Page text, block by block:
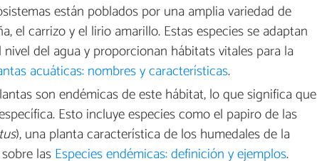
están poblados por una amplia variedad de
el carrizo y el lirio amarillo. Estas especies se adaptan
del agua y proporcionan hábitats vitales para la
acuáticas: nombres y características.
son endémicas de este hábitat, lo que significa que
Esto incluye especies como el papiro de las
), una planta característica de los humedales de la
lasEspecies endémicas: definición y ejemplos.